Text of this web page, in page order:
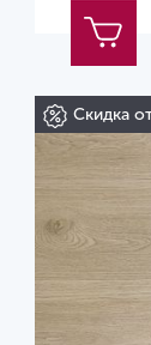
Скидка